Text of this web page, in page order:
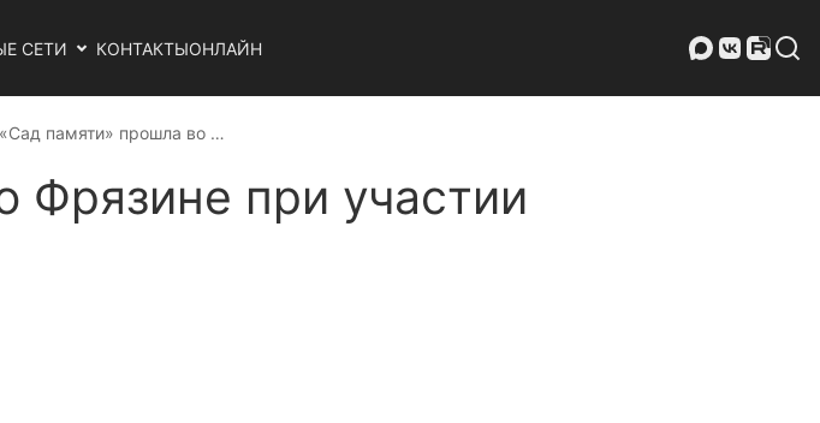
СЕТИ КОНТАКТЫОНЛАЙН
памяти» прошла во …
Фрязине при участии